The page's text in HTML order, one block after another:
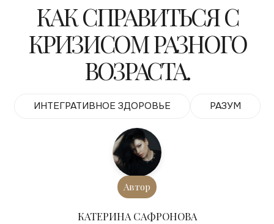
КАК СПРАВИТЬСЯ С
КРИЗИСОМ РАЗНОГО
ВОЗРАСТА.
ИНТЕГРАТИВНОЕ ЗДОРОВЬЕ РАЗУМ
Автор
КАТЕРИНА САФРОНОВА